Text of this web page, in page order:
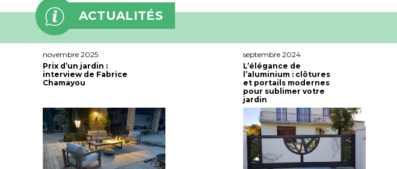
ACTUALITÉS
novembre 2025
Prix d’un jardin :
interview de Fabrice
Chamayou
septembre 2024
L’élégance de
l’aluminium : clôtures
et portails modernes
pour sublimer votre
jardin